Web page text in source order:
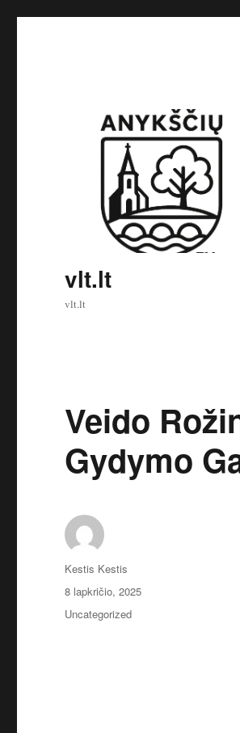
vlt.lt
vlt.lt
Veido
Gydymo
Autorius
Kestis Kestis
Paskelbta
8 lapkričio, 2025
Kategorijos
Uncategorized